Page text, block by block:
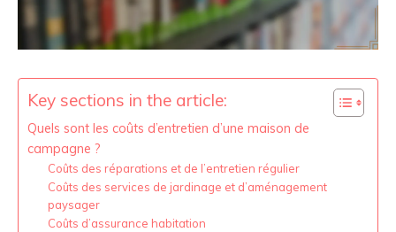
Key sections in the article:
Quels sont les coûts d’entretien d’une maison de
campagne ?
Coûts des réparations et de l’entretien régulier
Coûts des services de jardinage et d’aménagement
paysager
Coûts d’assurance habitation